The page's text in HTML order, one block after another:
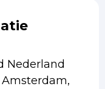
Nederland
Amsterdam,